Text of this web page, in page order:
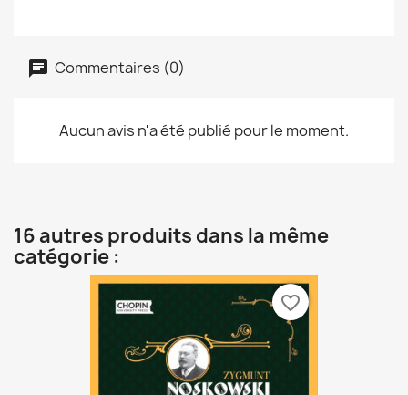
Commentaires (0)
Aucun avis n'a été publié pour le moment.
16 autres produits dans la même
catégorie :
favorite_border